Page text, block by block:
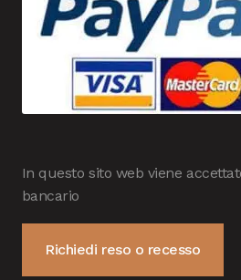
In questo sito web viene
bancario
Richiedi reso o recesso